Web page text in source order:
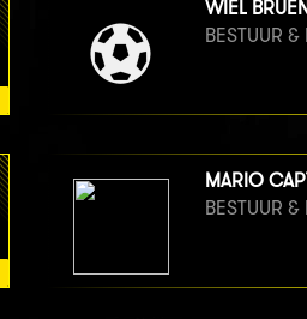
WIEL
BESTUUR
MARIO
BESTUUR